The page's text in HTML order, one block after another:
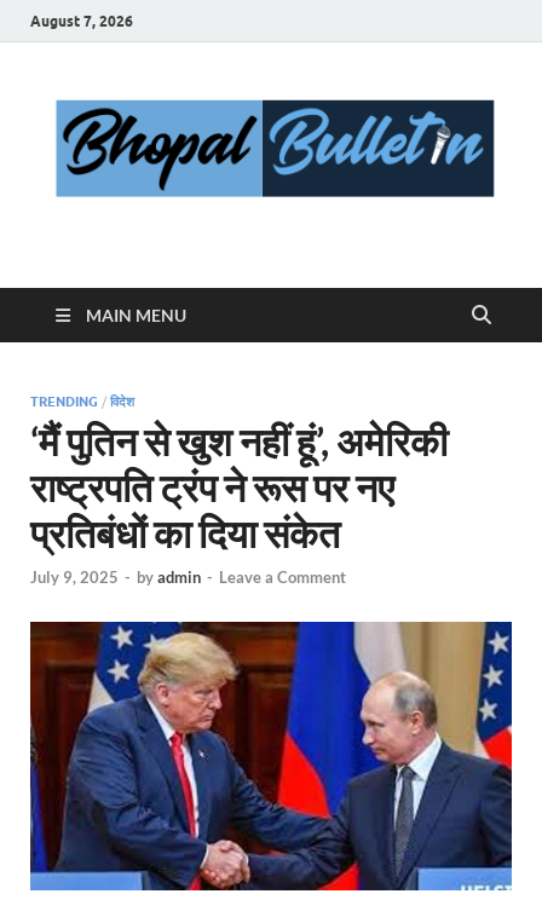
August 7, 2026
Bhopal Bulletin
MAIN MENU
TRENDING / विदेश
‘मैं पुतिन से खुश नहीं हूं’, अमेरिकी
राष्ट्रपति ट्रंप ने रूस पर नए
प्रतिबंधों का दिया संकेत
July 9, 2025 - byadmin - Leave a Comment